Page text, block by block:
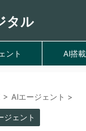
タル
ント AI搭
> AIエージェント >
ジェント